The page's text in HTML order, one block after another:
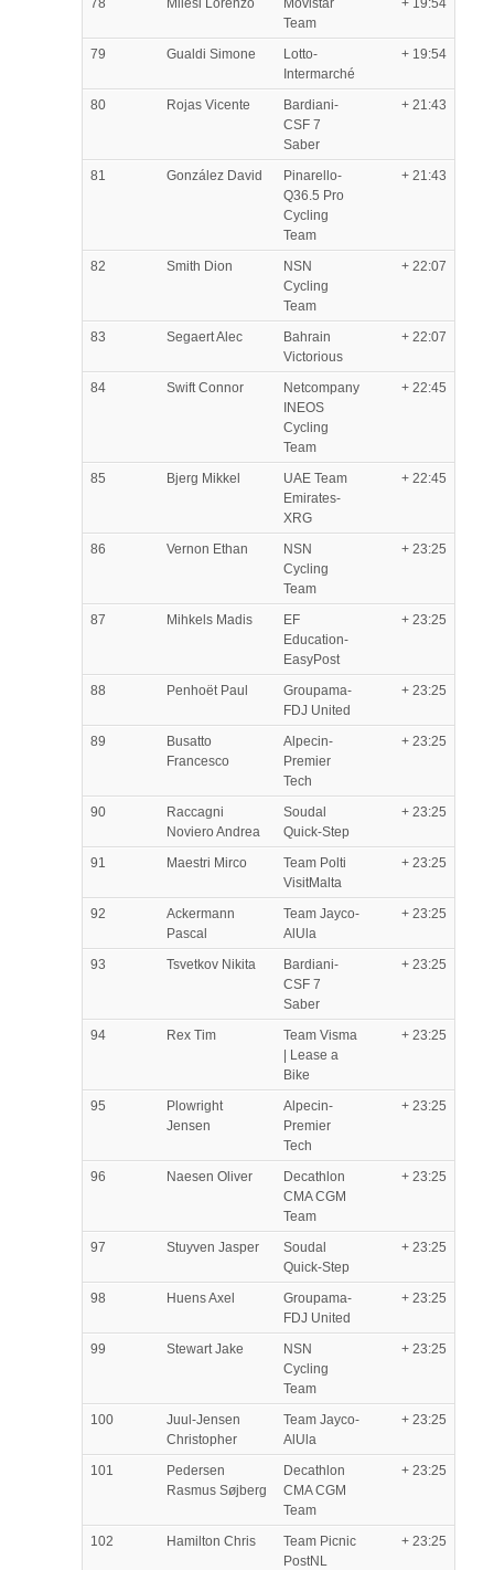
78 Milesi Lorenzo
Movistar
Team
+ 19:54
79 Gualdi Simone
Lotto-
Intermarché
+ 19:54
80 Rojas Vicente
Bardiani-
CSF 7
Saber
+ 21:43
81 González David
Pinarello-
Q36.5 Pro
Cycling
Team
+ 21:43
82 Smith Dion
NSN
Cycling
Team
+ 22:07
83 Segaert Alec
Bahrain
Victorious
+ 22:07
84 Swift Connor
Netcompany
INEOS
Cycling
Team
+ 22:45
85 Bjerg Mikkel
UAE Team
Emirates-
XRG
+ 22:45
86 Vernon Ethan
NSN
Cycling
Team
+ 23:25
87 Mihkels Madis
EF
Education-
EasyPost
+ 23:25
88 Penhoët Paul
Groupama-
FDJ United
+ 23:25
89
Busatto
Francesco
Alpecin-
Premier
Tech
+ 23:25
90
Raccagni
Noviero Andrea
Soudal
Quick-Step
+ 23:25
91 Maestri Mirco
Team Polti
VisitMalta
+ 23:25
92
Ackermann
Pascal
Team Jayco-
AlUla
+ 23:25
93 Tsvetkov Nikita
Bardiani-
CSF 7
Saber
+ 23:25
94 Rex Tim
Team Visma
| Lease a
Bike
+ 23:25
95
Plowright
Jensen
Alpecin-
Premier
Tech
+ 23:25
96 Naesen Oliver
Decathlon
CMA CGM
Team
+ 23:25
97 Stuyven Jasper
Soudal
Quick-Step
+ 23:25
98 Huens Axel
Groupama-
FDJ United
+ 23:25
99 Stewart Jake
NSN
Cycling
Team
+ 23:25
100
Juul-Jensen
Christopher
Team Jayco-
AlUla
+ 23:25
101
Pedersen
Rasmus Søjberg
Decathlon
CMA CGM
Team
+ 23:25
102 Hamilton Chris
Team Picnic
PostNL
+ 23:25